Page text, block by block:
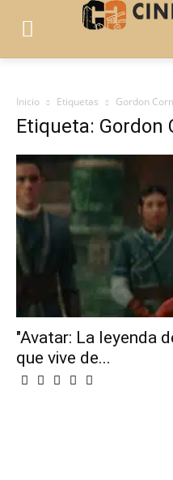
Inicio Etiquetas Gordon
Etiqueta: Gordon
"Avatar: La leyenda
que vive de...